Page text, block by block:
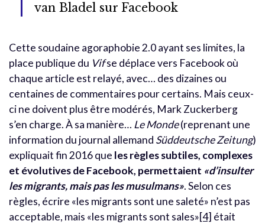
van Bladel sur Facebook
Cette soudaine agoraphobie 2.0 ayant ses limites, la
place publique du Vifse déplace vers Facebook où
chaque article est relayé, avec… des dizaines ou
centaines de commentaires pour certains. Mais ceux-
ci ne doivent plus être modérés, Mark Zuckerberg
s’en charge. À sa manière… Le Monde(reprenant une
information du journal allemand Süddeutsche Zeitung)
expliquait fin 2016 que les règles subtiles, complexes
et évolutives de Facebook, permettaient «d’insulter
les migrants, mais pas les musulmans». Selon ces
règles, écrire «les migrants sont une saleté» n’est pas
acceptable, mais «les migrants sont sales»[4] était